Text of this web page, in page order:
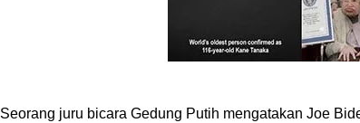
Seorang juru bicara Gedung Putih mengatakan Joe